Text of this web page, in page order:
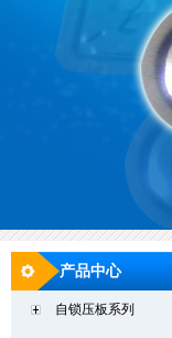
产品中心
自锁压板系列